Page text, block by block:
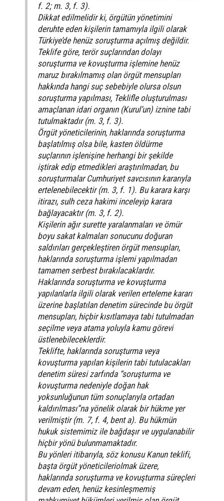
f. 2; m. 3, f. 3).
Dikkat edilmelidir ki, örgütün yönetimini
deruhte eden kişilerin tamamıyla ilgili olarak
Türkiye’de henüz soruşturma açılmış değildir.
Teklife göre, terör suçlarından dolayı
soruşturma ve kovuşturma işlemine henüz
maruz bırakılmamış olan örgüt mensupları
hakkında hangi suç sebebiyle olursa olsun
soruşturma yapılması, Teklifle oluşturulması
amaçlanan idari organın (Kurul’un) iznine tabi
tutulmaktadır (m. 3, f. 3).
Örgüt yöneticilerinin, haklarında soruşturma
başlatılmış olsa bile, kasten öldürme
suçlarının işlenişine herhangi bir şekilde
iştirak edip etmedikleri araştırılmadan, bu
soruşturmalar Cumhuriyet savcısının kararıyla
ertelenebilecektir (m. 3, f. 1). Bu karara karşı
itirazı, sulh ceza hakimi inceleyip karara
bağlayacaktır (m. 3, f. 2).
Kişilerin ağır surette yaralanmaları ve ömür
boyu sakat kalmaları sonucunu doğuran
saldırıları gerçekleştiren örgüt mensupları,
haklarında soruşturma işlemi yapılmadan
tamamen serbest bırakılacaklardır.
Haklarında soruşturma ve kovuşturma
yapılanlarla ilgili olarak verilen erteleme kararı
üzerine başlatılan denetim sürecinde bu örgüt
mensupları, hiçbir kısıtlamaya tabi tutulmadan
seçilme veya atama yoluyla kamu görevi
üstlenebileceklerdir.
Teklifte, haklarında soruşturma veya
kovuşturma yapılan kişilerin tabi tutulacakları
denetim süresi zarfında “soruşturma ve
kovuşturma nedeniyle doğan hak
yoksunluğunun tüm sonuçlarıyla ortadan
kaldırılması”na yönelik olarak bir hükme yer
verilmiştir (m. 7, f. 4, bent a). Bu hükmün
hukuk sistemimiz ile bağdaşır ve uygulanabilir
hiçbir yönü bulunmamaktadır.
Bu yönleri itibarıyla, söz konusu Kanun teklifi,
başta örgüt yöneticileriolmak üzere,
haklarında soruşturma ve kovuşturma süreçleri
devam eden, henüz kesinleşmemiş